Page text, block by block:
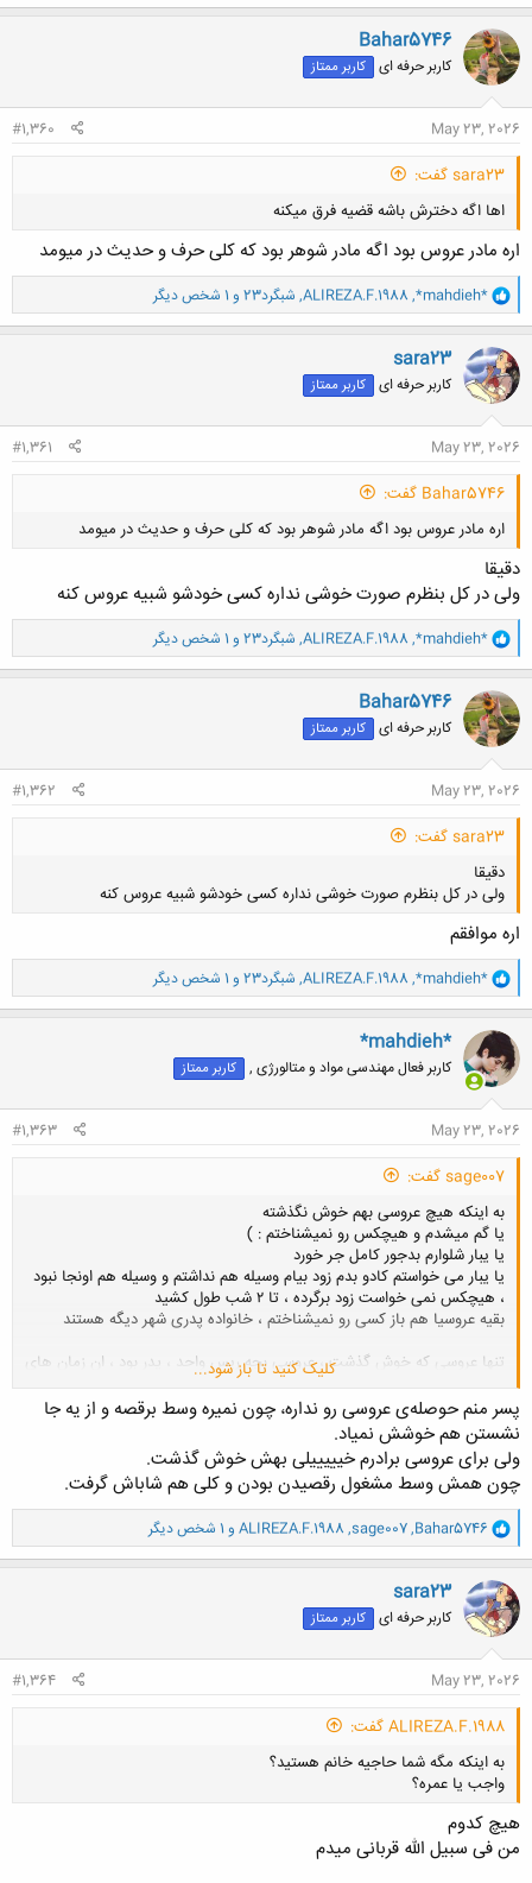
ک
ن
ش
ه
ا
Bahar5746
کاربر حرفه ای کاربر ممتاز
May 23, 2026
#1,360
sara23 گفت:
اها اگه دخترش باشه قضیه فرق میکنه
کلیک کنید تا باز شود...
اره مادر عروس بود اگه مادر شوهر بود که کلی حرف و حدیث در میومد
و
ا
ک
ن
ش
ه
ا
*mahdieh*
,
ALIREZA.F.1988
, شبگرد23 و 1 شخص دیگر
sara23
کاربر حرفه ای کاربر ممتاز
May 23, 2026
#1,361
Bahar5746 گفت:
اره مادر عروس بود اگه مادر شوهر بود که کلی حرف و حدیث در میومد
دقیقا
ولی در کل بنظرم صورت خوشی نداره کسی خودشو شبیه عروس کنه
و
ا
ک
ن
ش
ه
ا
*mahdieh*
,
ALIREZA.F.1988
, شبگرد23 و 1 شخص دیگر
Bahar5746
کاربر حرفه ای کاربر ممتاز
May 23, 2026
#1,362
sara23 گفت:
دقیقا
ولی در کل بنظرم صورت خوشی نداره کسی خودشو شبیه عروس کنه
اره موافقم
و
ا
ک
ن
ش
ه
ا
*mahdieh*
,
ALIREZA.F.1988
, شبگرد23 و 1 شخص دیگر
*mahdieh*
کاربر فعال مهندسی مواد و متالورژی , کاربر ممتاز
May 23, 2026
#1,363
sage007 گفت:
به اینکه هیچ عروسی بهم خوش نگذشته
یا گم میشدم و هیچکس رو نمیشناختم : )
یا یبار شلوارم بدجور کامل جر خورد
یا یبار می خواستم کادو بدم زود بیام وسیله هم نداشتم و وسیله هم اونجا نبود
، هیچکس نمی خواست زود برگرده ، تا ۲ شب طول کشید
بقیه عروسیا هم باز کسی رو نمیشناختم ، خانواده پدری شهر دیگه هستند
تنها عروسی که خوش گذشت ، عروسی بچه ریس واحد ، پدر بود ، ان زمان های
قدیم ، تو ی خونه خیلی بزرگ گرفته بودن ، استیج اش مختلط بود : ) و خیلی
خوشگل و... ! خاص و متفاوت از فرهنگ ما بودن ، بعد بین زنونه مردونه پیغام
می بردم ، مامانم میگفت بریم ، بابام میگفت شام ندادن هنوز : )
و انقدری که انجا توسط فامیل های اونا بهم توجه شد و خوش گذشت ، تو
عروسیای خودمون نمیشد ، تو مردونه اش یا بحث اقتصادی و این خریدم و
اونو فروختم یا تحلیل سیاسی ، زنونه اش هم که یا استرسه یا دارن تبلیغات بچه
های خودشون می کنن شبیه بازار برده فروشا
پ.ن
تو عروسیا به بچه ها توجه کنید و خودخواه نباشید : )
کلیک کنید تا باز شود...
پسر منم حوصله‌ی عروسی رو نداره، چون نمیره وسط برقصه و از یه جا
نشستن هم خوشش نمیاد.
ولی برای عروسی برادرم خیییییلی بهش خوش گذشت.
چون همش وسط مشغول رقصیدن بودن و کلی هم شاباش گرفت.
و
ا
ک
ن
ش
ه
ا
Bahar5746
,
sage007
,
ALIREZA.F.1988 و 1 شخص دیگر
sara23
کاربر حرفه ای کاربر ممتاز
May 23, 2026
#1,364
ALIREZA.F.1988 گفت:
به اینکه مگه شما حاجیه خانم هستید؟
واجب یا عمره؟
هیچ کدوم
من فی سبیل الله قربانی میدم